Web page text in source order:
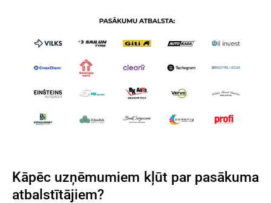
Kāpēc uzņēmumiem kļūt par pasākuma
atbalstītājiem?